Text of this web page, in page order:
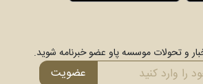
و تحولات موسسه پاو عضو خبرنامه شوید.
عضویت